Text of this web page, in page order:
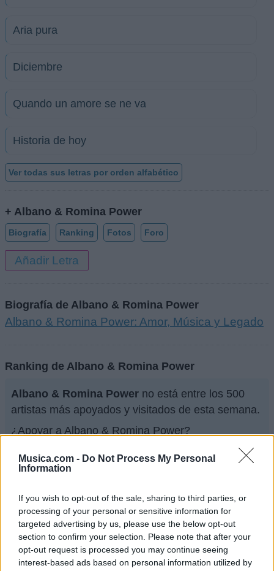
Musica.com - Do Not Process My Personal
Information
If you wish to opt-out of the sale, sharing to third parties, or
processing of your personal or sensitive information for
targeted advertising by us, please use the below opt-out
section to confirm your selection. Please note that after your
opt-out request is processed you may continue seeing
interest-based ads based on personal information utilized by
Aria pura
Diciembre
Quando un amore se ne va
Historia de hoy
Ver todas sus letras por orden alfabético
+ Albano & Romina Power
Biografía Ranking Fotos Foro
Añadir Letra
Biografía de Albano & Romina Power
Albano & Romina Power: Amor, Música y Legado
Ranking de Albano & Romina Power
Albano & Romina Power no está entre los 500
artistas más apoyados y visitados de esta semana.
¿Apoyar a Albano & Romina Power?
131 7
Ranking de Albano & Romina Power TOP Música